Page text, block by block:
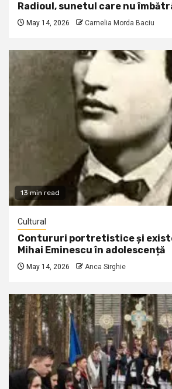
Radioul, sunetul care nu
May 14, 2026 Camelia Morda Baciu
13 min read
Cultural
Contururi portretistice și
Mihai Eminescu în adolescență
May 14, 2026 Anca Sirghie